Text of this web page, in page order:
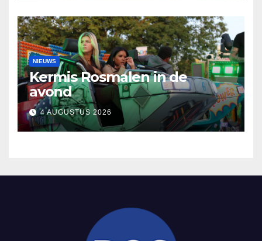
NIEUWS
Kermis Rosmalen in de
avond
4 AUGUSTUS 2026